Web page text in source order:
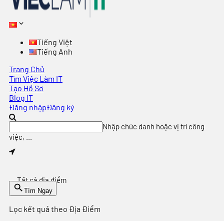
Tiếng Việt
Tiếng Anh
Trang Chủ
Tìm Việc Làm IT
Tạo Hồ Sơ
Blog IT
Đăng nhậpĐăng ký
Nhập chức danh hoặc vị trí công
việc, ...
Tất cả địa điểm
Tìm Ngay
Lọc kết quả theo Địa Điểm